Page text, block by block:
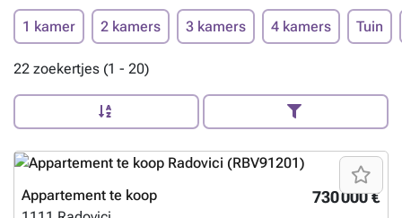
1 kamer 2 kamers 3 kamers 4 kamers Tuin
22 zoekertjes (1 - 20)
730 000 €
Appartement te koop